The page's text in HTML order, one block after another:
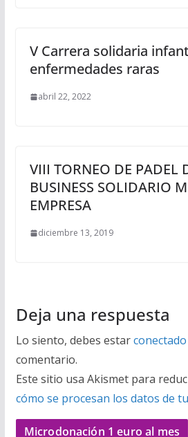
V Carrera solidaria
enfermedades raras
abril 22, 2022
VIII TORNEO DE PADEL
BUSINESS SOLIDARIO
EMPRESA
diciembre 13, 2019
Deja una respuesta
Lo siento, debes estarconectado
comentario.
Este sitio usa Akismet para
cómo se procesan los datos de
Microdonación 1 euro al mes